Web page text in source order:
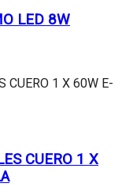
LED 8W
CUERO 1 X